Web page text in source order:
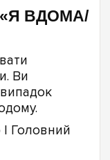
ВДОМА/
Ви
випадок